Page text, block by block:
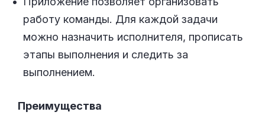
работу команды. Для каждой задачи
можно назначить исполнителя, прописать
этапы выполнения и следить за
выполнением.
Преимущества